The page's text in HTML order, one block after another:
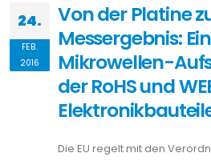
24.
FEB.
2016
Von der Platine
Messergebnis:
Mikrowellen-
der RoHS und
Die EU regelt mit den